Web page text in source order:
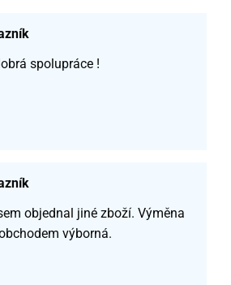
spolupráce !
objednal jiné zboží. Výměna
výborná.